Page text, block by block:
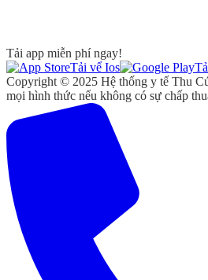
Tải app miễn phí ngay!
Tải vể Ios
Copyright © 2025 Hệ thống y tế Thu
mọi hình thức nếu không có sự chấp